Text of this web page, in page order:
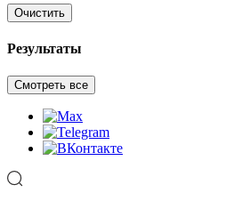
Очистить
Результаты
Смотреть все